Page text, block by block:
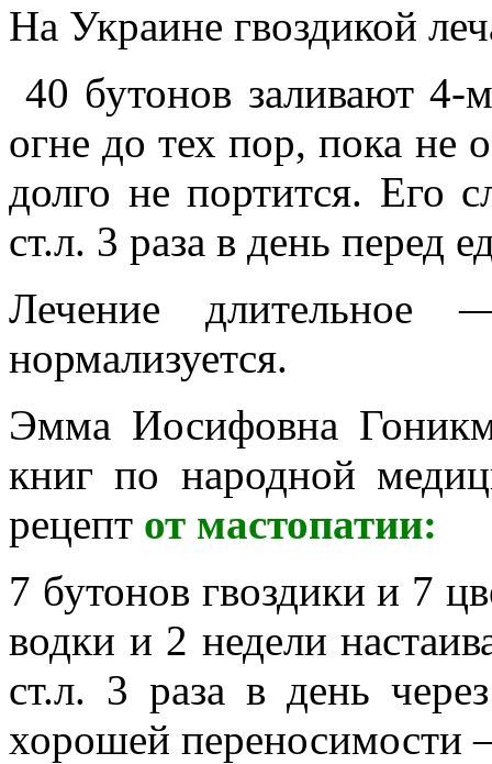
На Украине гвоздикой
40 бутонов заливают
огне до тех пор, пока не
долго не портится. Его
ст.л. 3 раза в день перед
Лечение длительное
нормализуется.
Эмма Иосифовна
книг по народной
рецепт от мастопатии:
7 бутонов гвоздики и 7
водки и 2 недели
ст.л. 3 раза в день
хорошей переносимости